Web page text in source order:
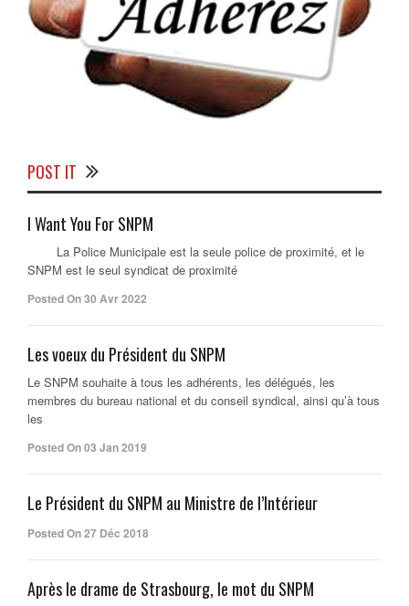
POST IT
I Want You For SNPM
La Police Municipale est la seule police de proximité, et le
SNPM est le seul syndicat de proximité
Posted On 30 Avr 2022
Les voeux du Président du SNPM
Le SNPM souhaite à tous les adhérents, les délégués, les
membres du bureau national et du conseil syndical, ainsi qu’à tous
les
Posted On 03 Jan 2019
Le Président du SNPM au Ministre de l’Intérieur
Posted On 27 Déc 2018
Après le drame de Strasbourg, le mot du SNPM